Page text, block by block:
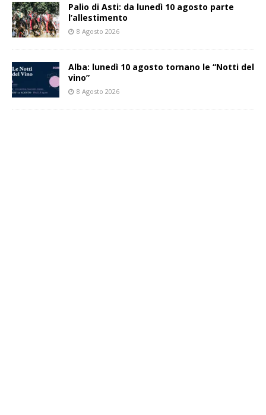
Palio di Asti: da lunedì 10 agosto parte
l’allestimento
8 Agosto 2026
Alba: lunedì 10 agosto tornano le “Notti del
vino”
8 Agosto 2026